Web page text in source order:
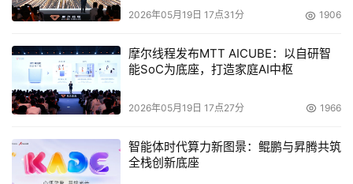
销售队伍不稳定，销售业绩不能持续稳定的提高等等。
入手，实现企业的出厂销售、终端销售、推广行为分析、进
药分析以及营销费用分析等。而在这个过程中，每个企业都
会涉及到不同的数据源，比如出厂销售应从企业ERP中抓取
是销售行为分析，一般是以企业的CRM系统为数据源头，
最后，营销费用分析则是和企业的财务系统相关联。
2026年05月19日 17点31分 1906
摩尔线程发布MTT AICUBE：以自研智
能SoC为底座，打造家庭AI中枢
2026年05月19日 17点27分 1966
智能体时代算力新图景：鲲鹏与昇腾共筑
全栈创新底座